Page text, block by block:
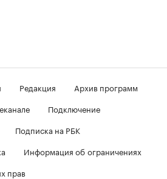
Редакция
Архив программ
Подключение
Подписка на РБК
Информация об ограничениях
прав